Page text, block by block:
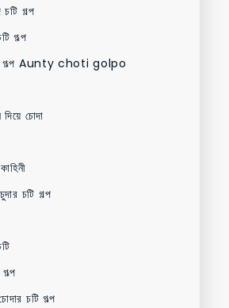
গল্প
গল্প
গল্প Aunty choti golpo
চোদা
চটি গল্প
চটি গল্প